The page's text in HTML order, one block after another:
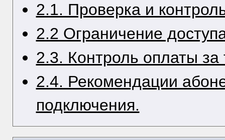
2.1. Проверка и
2.2 Ограничение
2.3. Контроль оплаты
2.4. Рекомендации
подключения.